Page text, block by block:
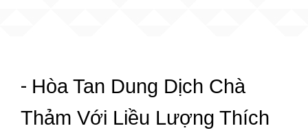
- Hòa Tan Dung Dịch Chà
Thảm Với Liều Lượng Thích